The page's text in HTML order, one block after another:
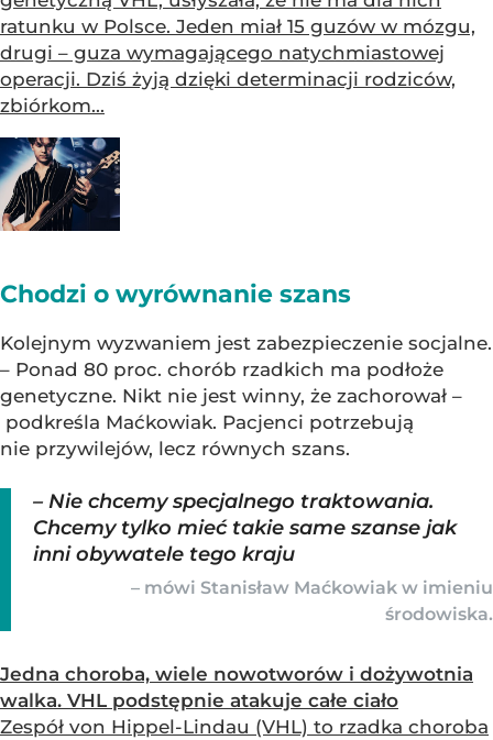
ratunku w Polsce. Jeden miał 15 guzów w mózgu,
drugi – guza wymagającego natychmiastowej
operacji. Dziś żyją dzięki determinacji rodziców,
zbiórkom...
Chodzi o wyrównanie szans
Kolejnym wyzwaniem jest zabezpieczenie socjalne.
– Ponad 80 proc. chorób rzadkich ma podłoże
genetyczne. Nikt nie jest winny, że zachorował –
podkreśla Maćkowiak. Pacjenci potrzebują
nie przywilejów, lecz równych szans.
– Nie chcemy specjalnego traktowania.
Chcemy tylko mieć takie same szanse jak
inni obywatele tego kraju
– mówi Stanisław Maćkowiak w imieniu
środowiska.
Jedna choroba, wiele nowotworów i dożywotnia
walka. VHL podstępnie atakuje całe ciało
Zespół von Hippel-Lindau (VHL) to rzadka choroba